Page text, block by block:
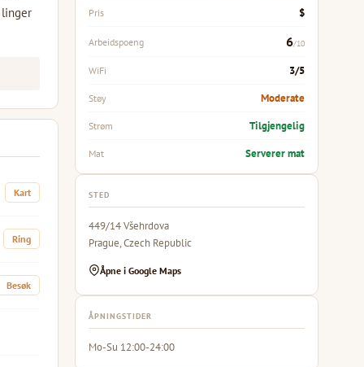
linger
Kart
Ring
Besøk
Pris $
Arbeidspoeng 6/10
WiFi 3/5
Støy Moderate
Strøm Tilgjengelig
Mat Serverer mat
STED
449/14 Všehrdova
Prague, Czech Republic
Åpne i Google Maps
ÅPNINGSTIDER
Mo-Su 12:00-24:00